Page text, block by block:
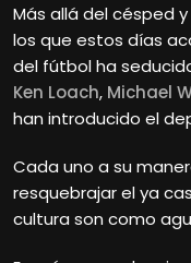
Más allá del césped
los que estos días
del fútbol ha
Ken Loach, Michael
han introducido el
Cada uno a su
resquebrajar el ya
cultura son como